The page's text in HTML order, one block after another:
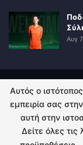
Αυγ
© 2026
Αυτός ο
εμπειρία σας
αυτή στην
Δείτε όλες τις